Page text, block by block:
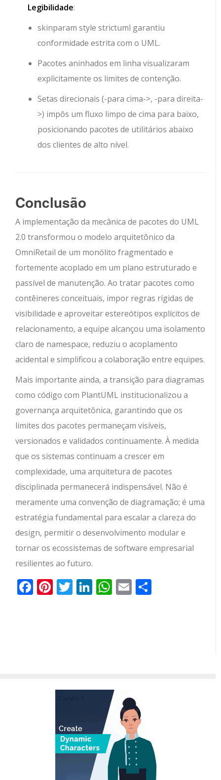
Legibilidade:
skinparam style strictuml garantiu
conformidade estrita com o UML.
Pacotes aninhados em linha visualizaram
explicitamente os limites de contenção.
Setas direcionais (-para cima->, -para direita-
>) impôs um fluxo limpo de cima para baixo,
posicionando pacotes de utilitários abaixo
dos clientes de alto nível.
Conclusão
A implementação da mecânica de pacotes do UML
2.0 transformou o modelo arquitetônico da
OmniRetail de um monólito fragmentado e
fortemente acoplado em um plano estruturado e
passível de manutenção. Ao tratar pacotes como
contêineres conceituais, impor regras rígidas de
visibilidade e aproveitar estereótipos explícitos de
relacionamento, a equipe alcançou uma isolamento
claro de namespace, reduziu o acoplamento
acidental e simplificou a colaboração entre equipes.
Mais importante ainda, a transição para diagramas
como código com PlantUML institucionalizou a
governança arquitetônica, garantindo que os
limites dos pacotes permaneçam visíveis,
versionados e validados continuamente. À medida
que os sistemas continuam a crescer em
complexidade, uma arquitetura de pacotes
disciplinada permanecerá indispensável. Não é
meramente uma convenção de diagramação; é uma
estratégia fundamental para escalar a clareza do
design, permitir o desenvolvimento modular e
tornar os ecossistemas de software empresarial
resilientes ao futuro.
Facebook
Pinterest
Twitter
LinkedIn
WhatsApp
Email